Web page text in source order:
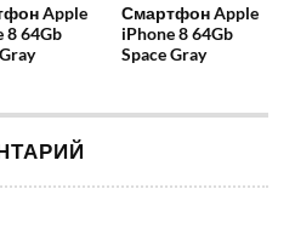
Apple
8 64Gb
Смартфон Apple
iPhone 8 64Gb
Space Gray